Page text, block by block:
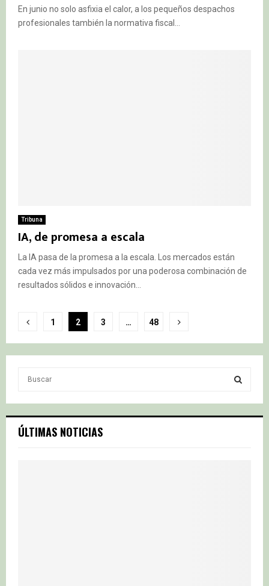
En junio no solo asfixia el calor, a los pequeños despachos
profesionales también la normativa fiscal...
Tribuna
IA, de promesa a escala
La IA pasa de la promesa a la escala. Los mercados están
cada vez más impulsados por una poderosa combinación de
resultados sólidos e innovación...
Paginación
de
entradas
1 2 3 … 48
c
h
S
ÚLTIMAS NOTICIAS